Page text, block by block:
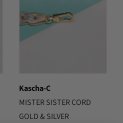
Kascha-C
MISTER SISTER CORD
GOLD & SILVER